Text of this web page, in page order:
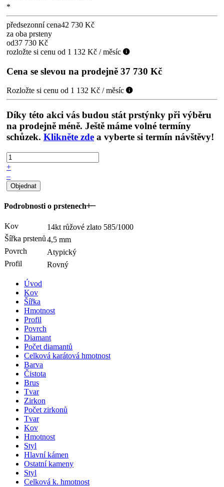
*
předsezonní cena42 730 Kč
za oba prsteny
od37 730 Kč
rozložte si cenu od 1 132 Kč / měsíc
Cena se slevou na prodejně 37 730 Kč
Rozložte si cenu od 1 132 Kč / měsíc
Díky této akci vás budou stát prstýnky při výběru
na prodejně méně. Ještě máme volné termíny
schůzek. Klikněte zde a vyberte si termín návštěvy!
+
–
Podrobnosti o prstenech
Kov 14kt růžové zlato 585/1000
Šířka prstenů4,5 mm
Povrch
Atypický
Profil
Rovný
Úvod
Kov
Šířka
Hmotnost
Profil
Povrch
Diamant
Počet diamantů
Celková karátová hmotnost
Barva
Čistota
Brus
Tvar
Zirkon
Počet zirkonů
Tvar
Kov
Hmotnost
Styl
Hlavní kámen
Ostatní kameny
Styl
Celková k. hmotnost